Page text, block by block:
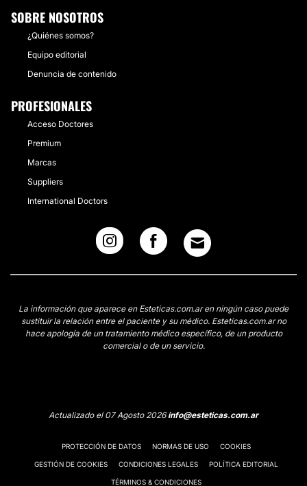
SOBRE NOSOTROS
¿Quiénes somos?
Equipo editorial
Denuncia de contenido
PROFESIONALES
Acceso Doctores
Premium
Marcas
Suppliers
International Doctors
La información que aparece en Esteticas.com.ar en ningún caso puede
sustituir la relación entre el paciente y su médico. Esteticas.com.ar no
hace apología de un tratamiento médico específico, de un producto
comercial o de un servicio.
Actualizado el 07 Agosto 2026info@esteticas.com.ar
PROTECCIÓN DE DATOS NORMAS DE USO COOKIES
GESTIÓN DE COOKIES CONDICIONES LEGALES POLÍTICA EDITORIAL
TÉRMINOS & CONDICIONES